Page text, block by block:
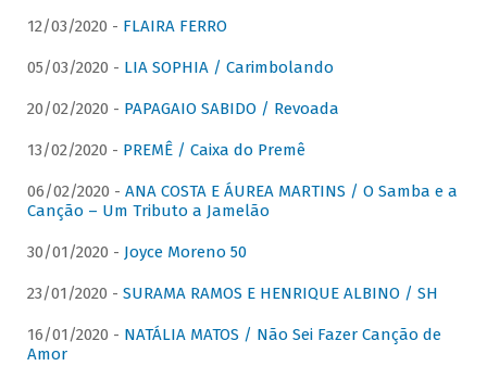
12/03/2020 - FLAIRA FERRO
05/03/2020 - LIA SOPHIA / Carimbolando
20/02/2020 - PAPAGAIO SABIDO / Revoada
13/02/2020 - PREMÊ / Caixa do Premê
06/02/2020 - ANA COSTA E ÁUREA MARTINS / O Samba e a
Canção – Um Tributo a Jamelão
30/01/2020 - Joyce Moreno 50
23/01/2020 - SURAMA RAMOS E HENRIQUE ALBINO / SH
16/01/2020 - NATÁLIA MATOS / Não Sei Fazer Canção de
Amor